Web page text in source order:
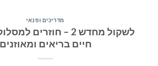
מדריכים ופנאי
לשקול מחדש 2 – חוזרים
חיים בריאים ומאוזנים